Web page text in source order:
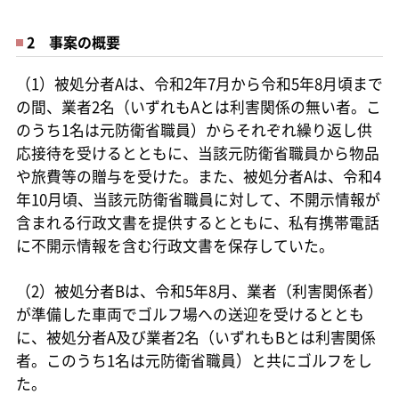
2 事案の概要
（1）被処分者Aは、令和2年7月から令和5年8月頃まで
の間、業者2名（いずれもAとは利害関係の無い者。こ
のうち1名は元防衛省職員）からそれぞれ繰り返し供
応接待を受けるとともに、当該元防衛省職員から物品
や旅費等の贈与を受けた。また、被処分者Aは、令和4
年10月頃、当該元防衛省職員に対して、不開示情報が
含まれる行政文書を提供するとともに、私有携帯電話
に不開示情報を含む行政文書を保存していた。
（2）被処分者Bは、令和5年8月、業者（利害関係者）
が準備した車両でゴルフ場への送迎を受けるととも
に、被処分者A及び業者2名（いずれもBとは利害関係
者。このうち1名は元防衛省職員）と共にゴルフをし
た。